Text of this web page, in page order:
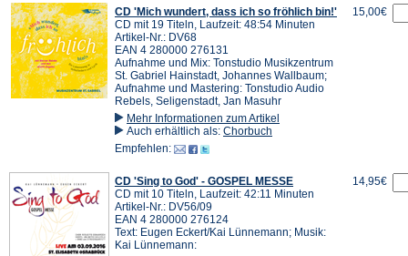
CD 'Mich wundert, dass ich so fröhlich bin!'
CD mit 19 Titeln, Laufzeit: 48:54 Minuten
Artikel-Nr.: DV68
EAN 4 280000 276131
Aufnahme und Mix: Tonstudio Musikzentrum
St. Gabriel Hainstadt, Johannes Wallbaum;
Aufnahme und Mastering: Tonstudio Audio
Rebels, Seligenstadt, Jan Masuhr
Mehr Informationen zum Artikel
Auch erhältlich als: Chorbuch
Empfehlen:
15,00€
CD 'Sing to God' - GOSPEL MESSE
CD mit 10 Titeln, Laufzeit: 42:11 Minuten
Artikel-Nr.: DV56/09
EAN 4 280000 276124
Text: Eugen Eckert/Kai Lünnemann; Musik:
Kai Lünnemann:
14,95€